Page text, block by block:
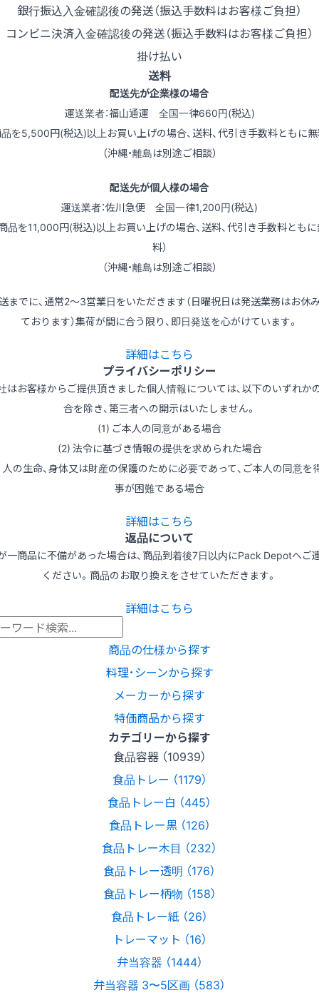
銀行振込入金確認後の発送（振込手数料はお客様ご負担）
コンビニ決済入金確認後の発送（振込手数料はお客様ご負担）
掛け払い
送料
配送先が企業様の場合
運送業者：福山通運 全国一律660円(税込)
品を5,500円(税込)以上お買い上げの場合、送料、代引き手数料ともに無
（沖縄・離島は別途ご相談）
配送先が個人様の場合
運送業者：佐川急便 全国一律1,200円(税込)
品を11,000円(税込)以上お買い上げの場合、送料、代引き手数料とも
料）
（沖縄・離島は別途ご相談）
までに、通常2～3営業日をいただきます（日曜祝日は発送業務はお休
ております）集荷が間に合う限り、即日発送を心がけています。
詳細はこちら
プライバシーポリシー
はお客様からご提供頂きました個人情報については、以下のいずれか
合を除き、第三者への開示はいたしません。
(1) ご本人の同意がある場合
(2) 法令に基づき情報の提供を求められた場合
の生命、身体又は財産の保護のために必要であって、ご本人の同意を
事が困難である場合
詳細はこちら
返品について
一商品に不備があった場合は、商品到着後7日以内にPack Depotへご
ください。商品のお取り換えをさせていただきます。
詳細はこちら
商品の仕様から探す
料理･シーンから探す
メーカーから探す
特価商品から探す
カテゴリーから探す
食品容器 （10939）
食品トレー （1179）
食品トレー白 （445）
食品トレー黒 （126）
食品トレー木目 （232）
食品トレー透明 （176）
食品トレー柄物 （158）
食品トレー紙 （26）
トレーマット （16）
弁当容器 （1444）
弁当容器 3〜5区画 （583）